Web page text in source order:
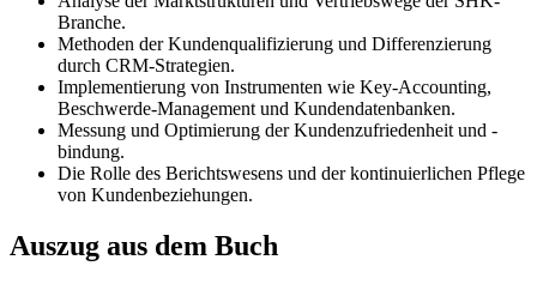
Branche.
Methoden der Kundenqualifizierung und Differenzierung
durch CRM-Strategien.
Implementierung von Instrumenten wie Key-Accounting,
Beschwerde-Management und Kundendatenbanken.
Messung und Optimierung der Kundenzufriedenheit und -
bindung.
Die Rolle des Berichtswesens und der kontinuierlichen Pflege
von Kundenbeziehungen.
Auszug aus dem Buch